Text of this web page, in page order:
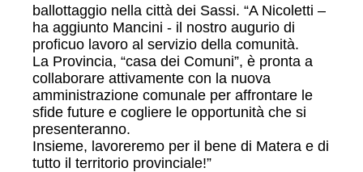
ballottaggio nella città dei Sassi. “A Nicoletti –
ha aggiunto Mancini - il nostro augurio di
proficuo lavoro al servizio della comunità.
La Provincia, “casa dei Comuni”, è pronta a
collaborare attivamente con la nuova
amministrazione comunale per affrontare le
sfide future e cogliere le opportunità che si
presenteranno.
Insieme, lavoreremo per il bene di Matera e di
tutto il territorio provinciale!”